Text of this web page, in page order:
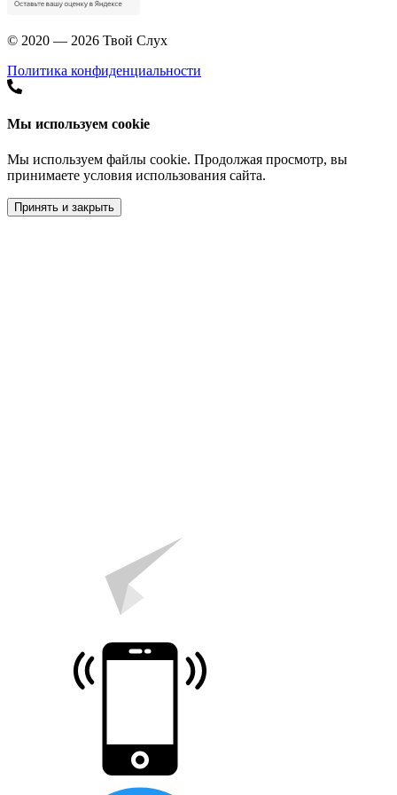
© 2020 — 2026 Твой Слух
Политика конфиденциальности
Мы используем cookie
Мы используем файлы cookie. Продолжая просмотр, вы
принимаете условия использования сайта.
Принять и закрыть